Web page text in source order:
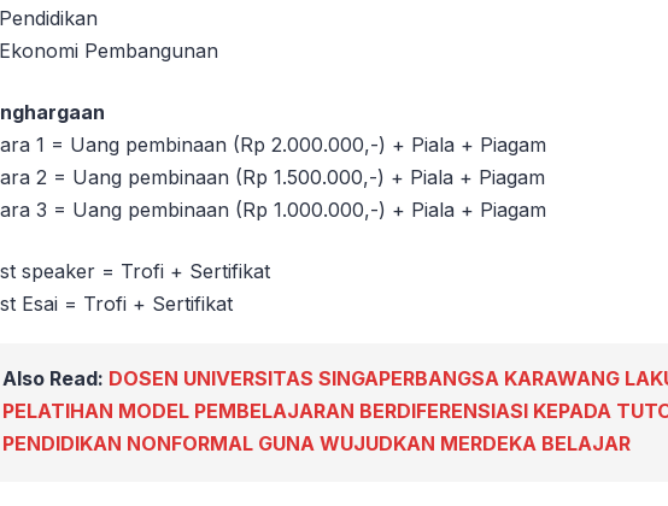
Pendidikan
Ekonomi Pembangunan
1 = Uang pembinaan (Rp 2.000.000,-) + Piala + Piagam
2 = Uang pembinaan (Rp 1.500.000,-) + Piala + Piagam
3 = Uang pembinaan (Rp 1.000.000,-) + Piala + Piagam
speaker = Trofi + Sertifikat
Esai = Trofi + Sertifikat
Also Read: DOSEN UNIVERSITAS SINGAPERBANGSA KARAWANG
PELATIHAN MODEL PEMBELAJARAN BERDIFERENSIASI KEPADA
PENDIDIKAN NONFORMAL GUNA WUJUDKAN MERDEKA BELAJAR